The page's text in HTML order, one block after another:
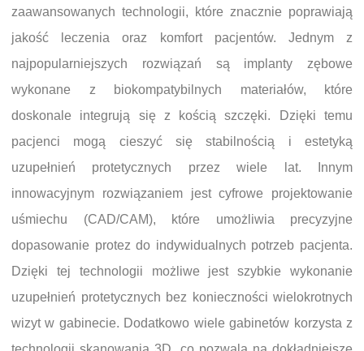
zaawansowanych technologii, które znacznie poprawiają
jakość leczenia oraz komfort pacjentów. Jednym z
najpopularniejszych rozwiązań są implanty zębowe
wykonane z biokompatybilnych materiałów, które
doskonale integrują się z kością szczęki. Dzięki temu
pacjenci mogą cieszyć się stabilnością i estetyką
uzupełnień protetycznych przez wiele lat. Innym
innowacyjnym rozwiązaniem jest cyfrowe projektowanie
uśmiechu (CAD/CAM), które umożliwia precyzyjne
dopasowanie protez do indywidualnych potrzeb pacjenta.
Dzięki tej technologii możliwe jest szybkie wykonanie
uzupełnień protetycznych bez konieczności wielokrotnych
wizyt w gabinecie. Dodatkowo wiele gabinetów korzysta z